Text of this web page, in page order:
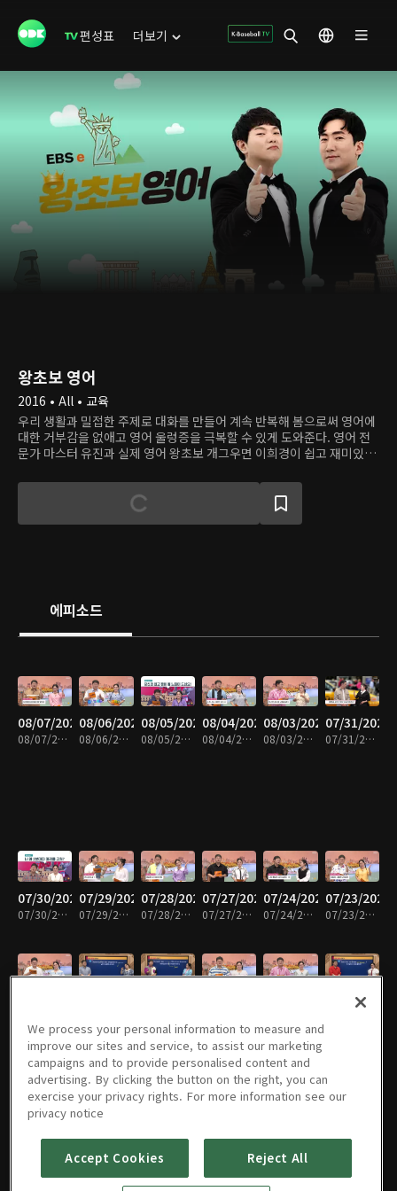
편성표 더보기
왕초보 영어
2016 • All • 교육
우리 생활과 밀접한 주제로 대화를 만들어 계속 반복해 봄으로써 영어에
대한 거부감을 없애고 영어 울렁증을 극복할 수 있게 도와준다. 영어 전
문가 마스터 유진과 실제 영어 왕초보 개그우면 이희경이 쉽고 재미있게
에피소드
08/07/2026
08/07/2026 • 30분
08/06/2026
08/06/2026 • 30분
08/05/2026
08/05/2026 • 29분
08/04/2026
08/04/2026 • 30분
08/03/2026
08/03/2026 • 30분
07/31/2026
07/31/2026 • 30분
07/30/2026
07/30/2026 • 30분
07/29/2026
07/29/2026 • 30분
07/28/2026
07/28/2026 • 30분
07/27/2026
07/27/2026 • 30분
07/24/2026
07/24/2026 • 29분
07/23/2026
07/23/2026 • 30분
07/15/2026
07/14/2026
07/14/2026 • 30분
07/13/202607/10/202607/09/202607/08/202607/07/2026
We process your personal information to measure and
improve our sites and service, to assist our marketing
campaigns and to provide personalised content and
advertising. By clicking the button on the right, you can
exercise your privacy rights. For more information see our
privacy notice
Accept Cookies Reject All